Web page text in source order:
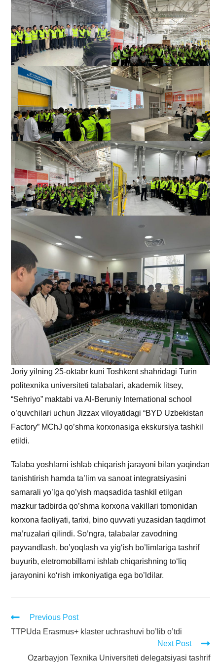
Joriy yilning 25-oktabr kuni Toshkent shahridagi Turin
politexnika universiteti talabalari, akademik litsey,
“Sehriyo” maktabi va Al-Beruniy International school
o’quvchilari uchun Jizzax viloyatidagi “BYD Uzbekistan
Factory” MChJ qo’shma korxonasiga ekskursiya tashkil
etildi.
Talaba yoshlarni ishlab chiqarish jarayoni bilan yaqindan
tanishtirish hamda ta’lim va sanoat integratsiyasini
samarali yo’lga qo’yish maqsadida tashkil etilgan
mazkur tadbirda qo’shma korxona vakillari tomonidan
korxona faoliyati, tarixi, bino quvvati yuzasidan taqdimot
ma’ruzalari qilindi. So’ngra, talabalar zavodning
payvandlash, bo’yoqlash va yig‘ish bo’limlariga tashrif
buyurib, eletromobillarni ishlab chiqarishning to‘liq
jarayonini ko‘rish imkoniyatiga ega bo’ldilar.
Previous Post
TTPUda Erasmus+ klaster uchrashuvi bo’lib o’tdi
Next Post
Ozarbayjon Texnika Universiteti delegatsiyasi tashrif